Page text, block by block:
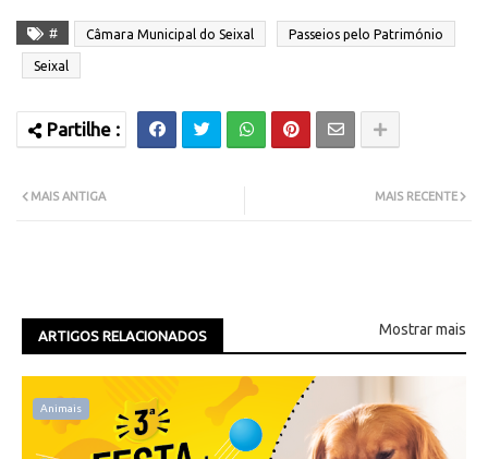
# Câmara Municipal do Seixal Passeios pelo Património
Seixal
MAIS RECENTE
MAIS ANTIGA
ARTIGOS RELACIONADOS Mostrar mais
Animais